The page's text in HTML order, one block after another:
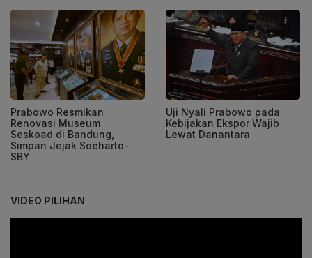
Prabowo Resmikan
Renovasi Museum
Seskoad di Bandung,
Simpan Jejak Soeharto-
SBY
Uji Nyali Prabowo pada
Kebijakan Ekspor Wajib
Lewat Danantara
VIDEO PILIHAN